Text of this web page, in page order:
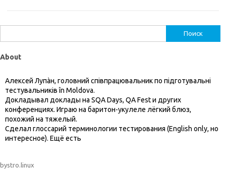
About
Алексей Лупàн, головний спiвпрацювальник по підготувальні
тестувальників în Moldova.
Докладывал доклады на SQA Days, QA Fest и других
конференциях. Играю на баритон-укулеле лёгкий блюз,
похожий на тяжелый.
Сделал глоссарий терминологии тестирования (English only, но
интересное). Ещё есть
bystro.linux